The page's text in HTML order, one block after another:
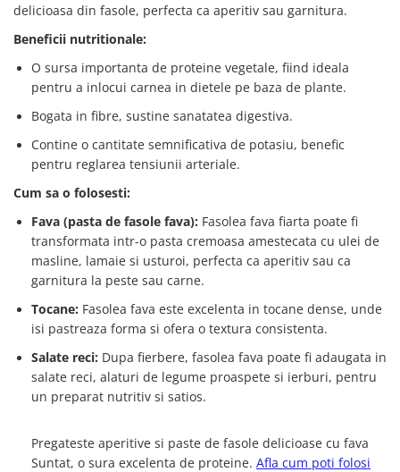
delicioasa din fasole, perfecta ca aperitiv sau garnitura.
Beneficii nutritionale:
O sursa importanta de proteine vegetale, fiind ideala
pentru a inlocui carnea in dietele pe baza de plante.
Bogata in fibre, sustine sanatatea digestiva.
Contine o cantitate semnificativa de potasiu, benefic
pentru reglarea tensiunii arteriale.
Cum sa o folosesti:
Fava (pasta de fasole fava): Fasolea fava fiarta poate fi
transformata intr-o pasta cremoasa amestecata cu ulei de
masline, lamaie si usturoi, perfecta ca aperitiv sau ca
garnitura la peste sau carne.
Tocane: Fasolea fava este excelenta in tocane dense, unde
isi pastreaza forma si ofera o textura consistenta.
Salate reci: Dupa fierbere, fasolea fava poate fi adaugata in
salate reci, alaturi de legume proaspete si ierburi, pentru
un preparat nutritiv si satios.
Pregateste aperitive si paste de fasole delicioase cu fava
Suntat, o sura excelenta de proteine. Afla cum poti folosi